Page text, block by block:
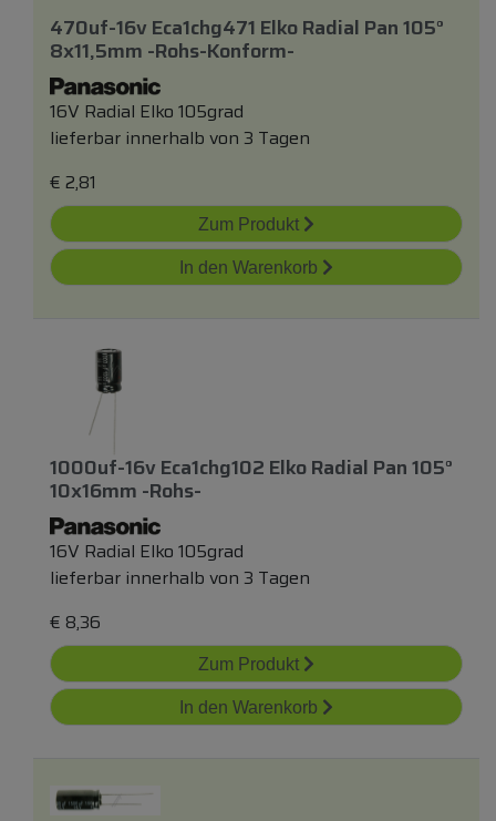
470uf-16v Eca1chg471 Elko Radial Pan 105°
8x11,5mm -rohs-Konform-
16V Radial Elko 105grad
lieferbar innerhalb von 3 Tagen
€ 2,81
Zum Produkt
In den Warenkorb
1000uf-16v Eca1chg102 Elko Radial Pan 105°
10x16mm -rohs-
16V Radial Elko 105grad
lieferbar innerhalb von 3 Tagen
€ 8,36
Zum Produkt
In den Warenkorb